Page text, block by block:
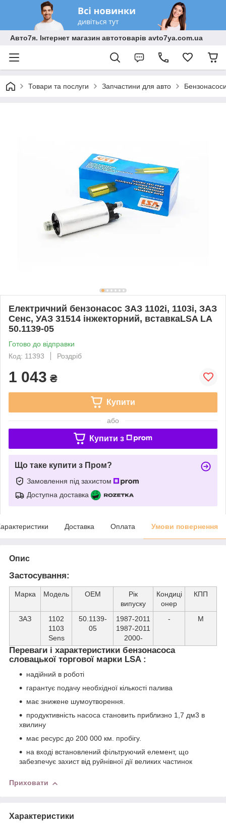
Авто7я. Інтернет магазин автотоварів avto7ya.com.ua
Товари та послуги Запчастини для авто
Електричний бензонасос ЗАЗ 1102i, 1103i, ЗАЗ
Сенс, УАЗ 31514 інжекторний, вставкаLSA LA
50.1139-05
Готово до відправки
Код: 11393
Роздріб
1 043 ₴
Купити
або
Купити з
Що таке купити з Пром?
Замовлення під захистом
Доступна доставка
Доставка Оплата Умови повернення
Опис
Застосування:
Марка Модель ОЕМ
Рік
випуску
Кондиці
онер
КПП
ЗАЗ
1102
1103
Sens
50.1139-
05
1987-2011
1987-2011
2000-
- М
Переваги і характеристики бензонасоса
словацької торгової марки LSA :
надійний в роботі
гарантує подачу необхідної кількості палива
має знижене шумоутворення.
продуктивність насоса становить приблизно 1,7 дм3 в
хвилину
має ресурс до 200 000 км. пробігу.
на вході встановлений фільтруючий елемент, що
забезпечує захист від руйнівної дії великих частинок
Приховати
Характеристики